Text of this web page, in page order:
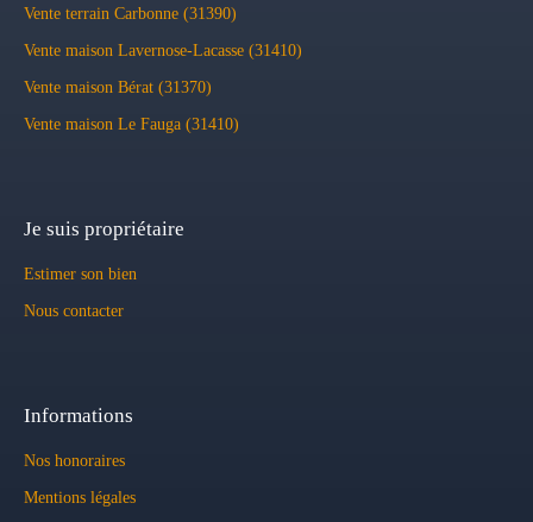
Vente terrain Carbonne (31390)
Vente maison Lavernose-Lacasse (31410)
Vente maison Bérat (31370)
Vente maison Le Fauga (31410)
Je suis propriétaire
Estimer son bien
Nous contacter
Informations
Nos honoraires
Mentions légales